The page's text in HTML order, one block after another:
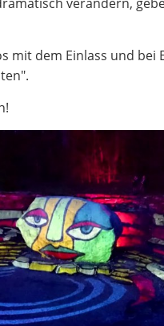
mit dem Einlass und